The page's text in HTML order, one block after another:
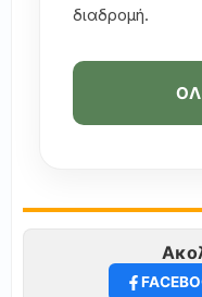
διαδρομή.